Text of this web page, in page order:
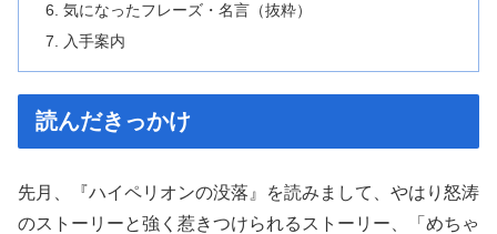
気になったフレーズ・名言（抜粋）
入手案内
読んだきっかけ
先月、『ハイペリオンの没落』を読みまして、やはり怒涛
のストーリーと強く惹きつけられるストーリー、「めちゃ